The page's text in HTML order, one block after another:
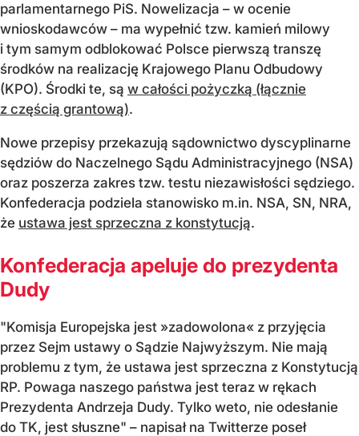
parlamentarnego PiS. Nowelizacja – w ocenie
wnioskodawców – ma wypełnić tzw. kamień milowy
i tym samym odblokować Polsce pierwszą transzę
środków na realizację Krajowego Planu Odbudowy
(KPO). Środki te, są w całości pożyczką (łącznie
z częścią grantową).
Nowe przepisy przekazują sądownictwo dyscyplinarne
sędziów do Naczelnego Sądu Administracyjnego (NSA)
oraz poszerza zakres tzw. testu niezawisłości sędziego.
Konfederacja podziela stanowisko m.in. NSA, SN, NRA,
że ustawa jest sprzeczna z konstytucją.
Konfederacja apeluje do prezydenta
Dudy
"Komisja Europejska jest »zadowolona« z przyjęcia
przez Sejm ustawy o Sądzie Najwyższym. Nie mają
problemu z tym, że ustawa jest sprzeczna z Konstytucją
RP. Powaga naszego państwa jest teraz w rękach
Prezydenta Andrzeja Dudy. Tylko weto, nie odesłanie
do TK, jest słuszne" – napisał na Twitterze poseł